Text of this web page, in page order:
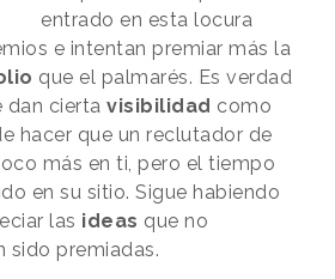
entrado en esta locura
e intentan premiar más la
que el palmarés. Es verdad
dan cierta visibilidad como
hacer que un reclutador de
más en ti, pero el tiempo
en su sitio. Sigue habiendo
las ideas que no
sido premiadas.